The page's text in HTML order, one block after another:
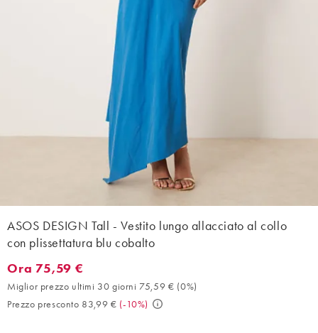
ASOS DESIGN Tall - Vestito lungo allacciato al collo
con plissettatura blu cobalto
Ora 75,59 €. Miglior prezzo ultimi 30 giorni 75,59 € (0%).
Ora 75,59 €
Miglior prezzo ultimi 30 giorni 75,59 € (0%)
Prezzo presconto 83,99 € (-10%)